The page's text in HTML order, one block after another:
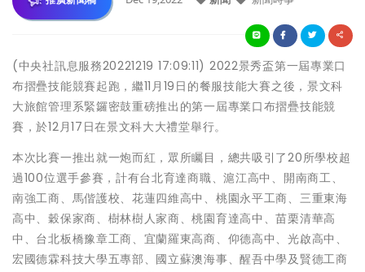
(中央社訊息服務20221219 17:09:11) 2022景秀盃第一屆專業口
布摺疊技能競賽起跑，繼11月19日的餐服技能大賽之後，景文科
大旅館管理系緊鑼密鼓重磅推出的第一屆專業口布摺疊技能競
賽，於12月17日在景文科大大禮堂舉行。
本次比賽一推出就一炮而紅，眾所矚目，總共吸引了20所學校超
過100位選手參賽，計有台北育達商職、滬江高中、開南商工、
南強工商、馬偕護校、花蓮四維高中、桃園永平工商、三重東海
高中、穀保家商、樹林樹人家商、桃園育達高中、苗栗清華高
中、台北板橋豫章工商、宜蘭羅東高商、仰德高中、光啟高中、
宏國德霖科技大學五專部、國立蘇澳海事、醒吾中學及賢德工商